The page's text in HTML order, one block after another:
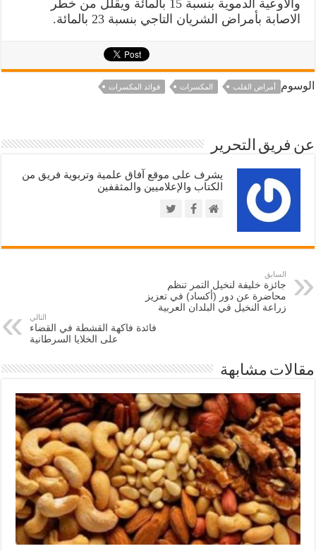
والأوعية الدموية بنسبة 15 بالمائة ويقلل من خطر
الاصابة بأمراض الشريان التاجي بنسبة 23 بالمائة.
الوسوم أمراض القلب المكسرات فوائد المكسرات
عن فريق التحرير
يشرف على موقع آفاق علمية وتربوية فريق من
الكتاب والإعلاميين والمثقفين
السابق
جائزة خليفة لنخيل التمر تنظم
محاضرة عن دور (أكساد) في تعزيز
زراعة النخيل في البلدان العربية
التالي
فائدة فاكهة القشطة في القضاء
على الخلايا السرطانية
مقالات مشابهة